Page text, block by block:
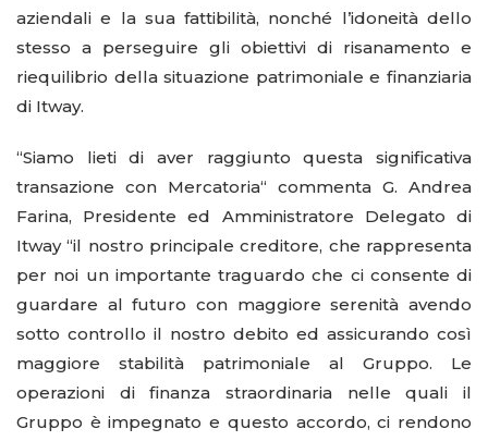
aziendali e la sua fattibilità, nonché l’idoneità dello
stesso a perseguire gli obiettivi di risanamento e
riequilibrio della situazione patrimoniale e finanziaria
di Itway.
“Siamo lieti di aver raggiunto questa significativa
transazione con Mercatoria“ commenta G. Andrea
Farina, Presidente ed Amministratore Delegato di
Itway “il nostro principale creditore, che rappresenta
per noi un importante traguardo che ci consente di
guardare al futuro con maggiore serenità avendo
sotto controllo il nostro debito ed assicurando così
maggiore stabilità patrimoniale al Gruppo. Le
operazioni di finanza straordinaria nelle quali il
Gruppo è impegnato e questo accordo, ci rendono